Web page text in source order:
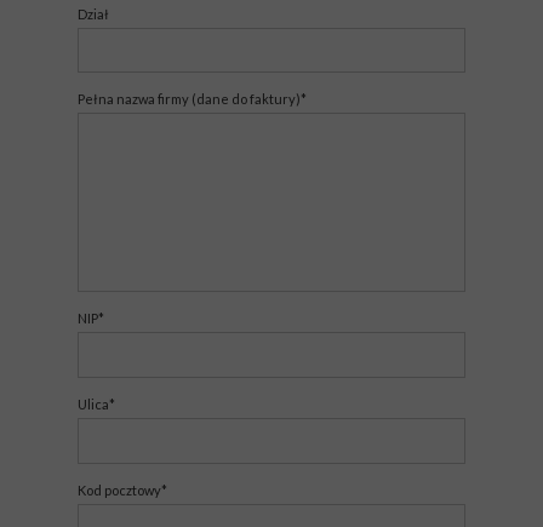
Dział
Pełna nazwa firmy (dane do faktury)*
NIP*
Ulica*
Kod pocztowy*